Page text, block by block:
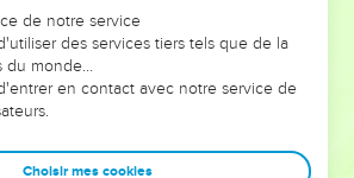
Mais on voit moins les doutes, les erreurs
qu'ils ont traversés, alors même que ce
elles qui les ont façonnés.
leaders, entrepreneurs, et responsables
plus de sagesse afin que leurs erreurs
de notre service
des services tiers tels que de la
du monde…
en contact avec notre service de
Choisir mes cookies